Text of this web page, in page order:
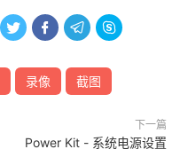
   
录像 截图
下一篇
Power Kit - 系统电源设置